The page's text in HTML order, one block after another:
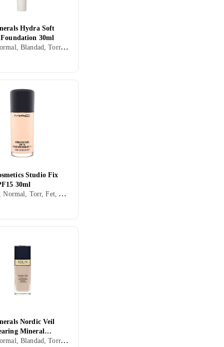
Hydra Soft
30ml
Kräm, Normal, Blandad, Torr, Fet, Alla, Återfuktande, Lyster, Uppstramande, Mineral, Oljefri, Parabenfri, Cruelty free, Parfymfri, Sulfatfri, Veganskt
Studio Fix
30ml
Flytande, Normal, Torr, Fet, Alla, Lyster, Mineral, Oljefri
Nordic Veil
Mineral
26ml
Kräm, Normal, Blandad, Torr, Fet, Alla, Återfuktande, Lyster, Mineral, Veganskt